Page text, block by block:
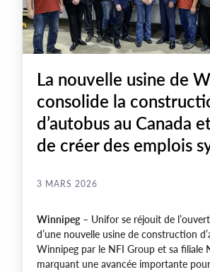
La nouvelle usine de
consolide la
d’autobus au Canada
de créer des emplois
3 MARS 2026
Winnipeg– Unifor se réjouit de
d’une nouvelle usine de construction
Winnipeg par le NFI Group et sa filiale
marquant une avancée importante